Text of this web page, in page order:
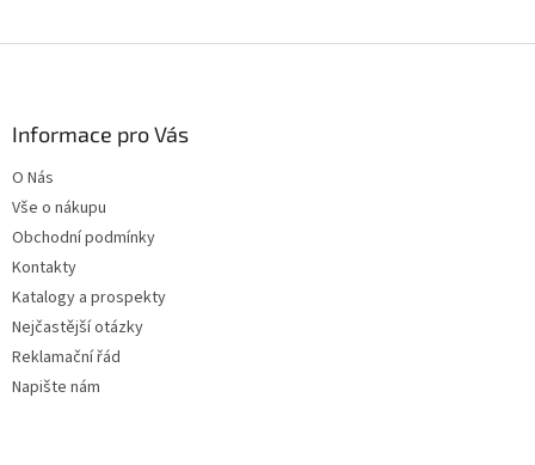
Informace pro Vás
O Nás
Vše o nákupu
Obchodní podmínky
Kontakty
Katalogy a prospekty
Nejčastější otázky
Reklamační řád
Napište nám